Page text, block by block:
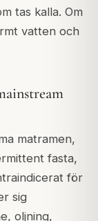
tas kalla. Om
vatten och
matramen,
fasta,
för
sig
oljning,